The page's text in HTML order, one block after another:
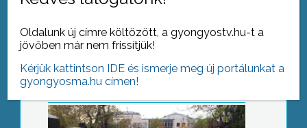
Vigyázzon a zsebtolvajokkal
Oldalunk új címre költözött, a gyongyostv.hu-t a
jövőben már nem frissítjük!
Kérjük kattintson IDE és ismerje meg új portálunkat a
gyongyosma.hu címen!